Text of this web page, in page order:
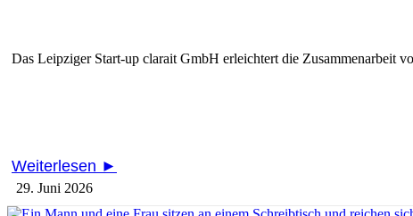
Das Leipziger Start-up clarait GmbH erleichtert die Zusammenarbeit
Weiterlesen ►
29. Juni 2026